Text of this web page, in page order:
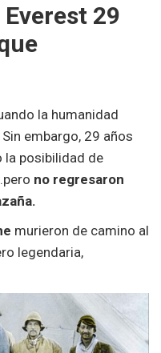
29
la humanidad
Sin embargo, 29 años
la posibilidad de
no regresaron
murieron de camino al
legendaria,